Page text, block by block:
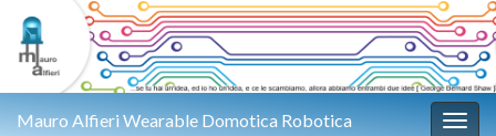
Mauro Alfieri Wearable Domotica Robotica